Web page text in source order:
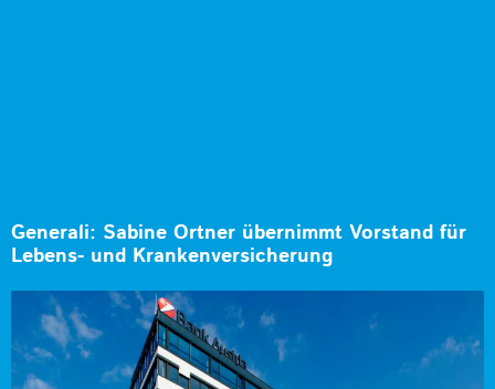
Generali: Sabine Ortner übernimmt Vorstand für
Lebens- und Krankenversicherung